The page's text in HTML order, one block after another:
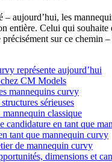
– aujourd’hui, les
entière. Celui qui
sur ce chemin
représente aujourd’hui
CM Models
mannequins curvy
sérieuses
classique
candidature en tant que
tant que mannequin curvy
de mannequin curvy
dimensions et